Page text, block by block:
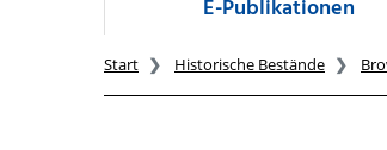
E-Publikationen
Start Historische Bestände